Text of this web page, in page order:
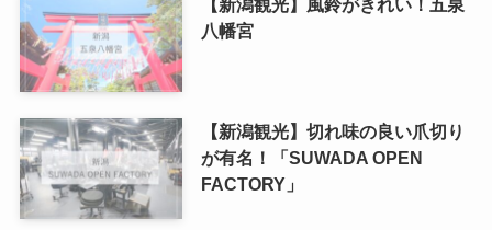
【新潟観光】風鈴がきれい！五泉
八幡宮
【新潟観光】切れ味の良い爪切り
が有名！「SUWADA OPEN
FACTORY」